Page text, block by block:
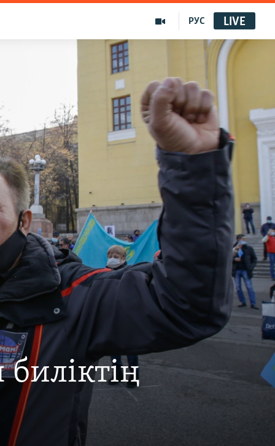
РУС LIVE